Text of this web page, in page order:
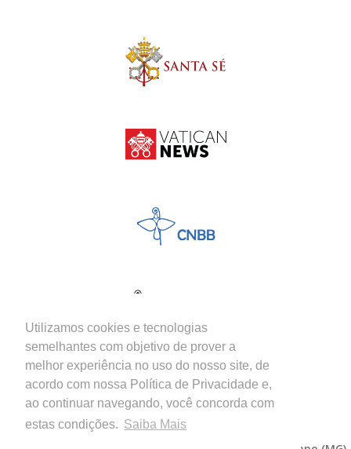
Utilizamos cookies e tecnologias
semelhantes com objetivo de prover a
melhor experiência no uso do nosso site, de
acordo com nossa Política de Privacidade e,
ao continuar navegando, você concorda com
estas condições. Saiba Mais